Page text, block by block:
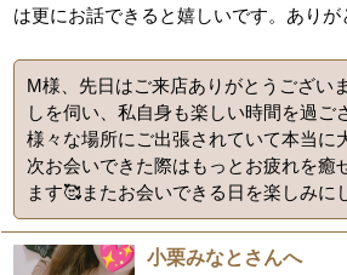
は更にお話できると嬉しいです。ありが
M様、先日はご来店ありがとうござい
しを伺い、私自身も楽しい時間を過ご
様々な場所にご出張されていて本当に
次お会いできた際はもっとお疲れを癒
ます🥰またお会いできる日を楽しみに
小栗みなとさんへ